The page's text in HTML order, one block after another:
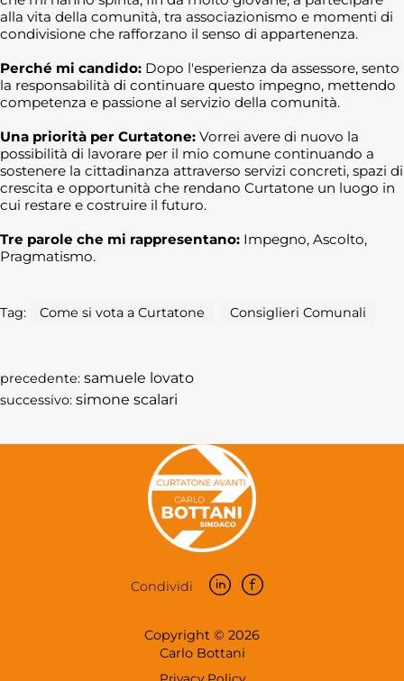
alla vita della comunità, tra associazionismo e momenti di
condivisione che rafforzano il senso di appartenenza.
Perché mi candido: Dopo l'esperienza da assessore, sento
la responsabilità di continuare questo impegno, mettendo
competenza e passione al servizio della comunità.
Una priorità per Curtatone: Vorrei avere di nuovo la
possibilità di lavorare per il mio comune continuando a
sostenere la cittadinanza attraverso servizi concreti, spazi di
crescita e opportunità che rendano Curtatone un luogo in
cui restare e costruire il futuro.
Tre parole che mi rappresentano: Impegno, Ascolto,
Pragmatismo.
Tag: Come si vota a Curtatone Consiglieri Comunali
precedente: samuele lovato
successivo: simone scalari
Condividi
Copyright © 2026
Carlo Bottani
Privacy Policy